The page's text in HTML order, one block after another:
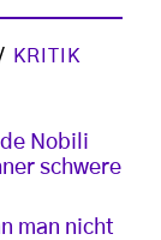
KRITIK
Nobili
schwere
man nicht